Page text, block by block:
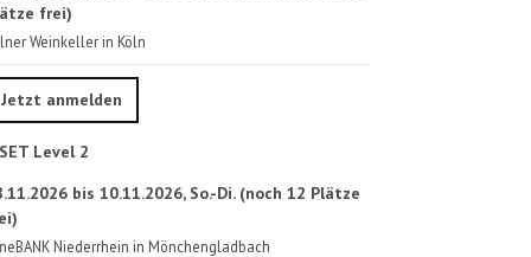
frei)
Weinkeller in Köln
Jetzt anmelden
Level 2
bis 10.11.2026, So.-Di. (noch 12 Plätze
Niederrhein in Mönchengladbach